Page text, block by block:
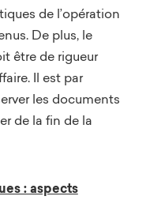
de l’opération
De plus, le
être de rigueur
Il est par
les documents
de la fin de la
: aspects